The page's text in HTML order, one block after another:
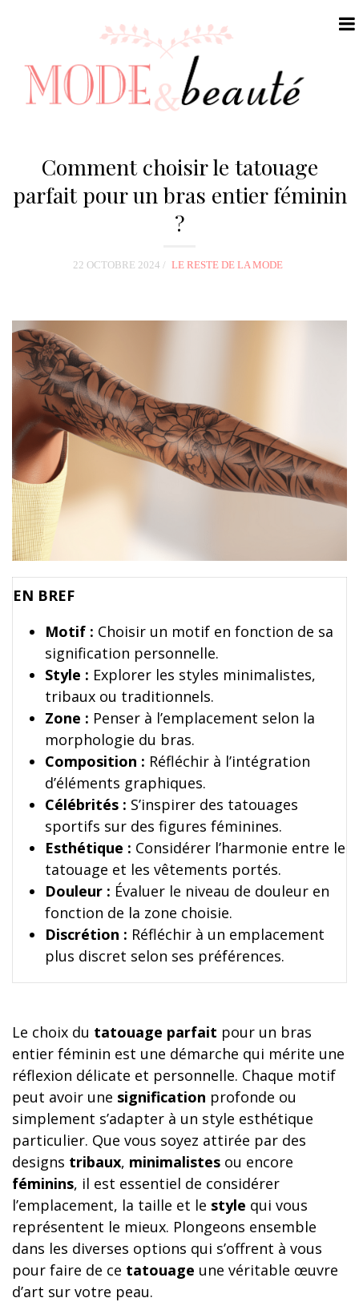
i
n
Comment choisir le tatouage
parfait pour un bras entier féminin
?
22 OCTOBRE 2024 LE RESTE DE LA MODE
EN BREF
Motif : Choisir un motif en fonction de sa
signification personnelle.
Style : Explorer les styles minimalistes,
tribaux ou traditionnels.
Zone : Penser à l’emplacement selon la
morphologie du bras.
Composition : Réfléchir à l’intégration
d’éléments graphiques.
Célébrités : S’inspirer des tatouages
sportifs sur des figures féminines.
Esthétique : Considérer l’harmonie entre le
tatouage et les vêtements portés.
Douleur : Évaluer le niveau de douleur en
fonction de la zone choisie.
Discrétion : Réfléchir à un emplacement
plus discret selon ses préférences.
Le choix du tatouage parfait pour un bras
entier féminin est une démarche qui mérite une
réflexion délicate et personnelle. Chaque motif
peut avoir une signification profonde ou
simplement s’adapter à un style esthétique
particulier. Que vous soyez attirée par des
designs tribaux, minimalistes ou encore
féminins, il est essentiel de considérer
l’emplacement, la taille et le style qui vous
représentent le mieux. Plongeons ensemble
dans les diverses options qui s’offrent à vous
pour faire de ce tatouage une véritable œuvre
d’art sur votre peau.